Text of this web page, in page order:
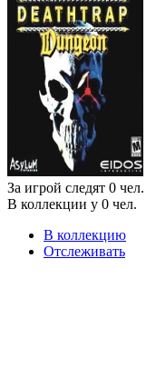
За игрой следят 0 чел.
В коллекции у 0 чел.
В коллекцию
Отслеживать